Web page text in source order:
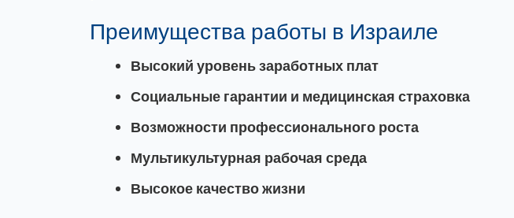
Преимущества работы в Израиле
Высокий уровень заработных плат
Социальные гарантии и медицинская страховка
Возможности профессионального роста
Мультикультурная рабочая среда
Высокое качество жизни